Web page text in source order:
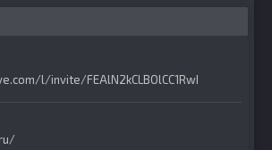
l/invite/FEAlN2kCLBOlCC1RwI